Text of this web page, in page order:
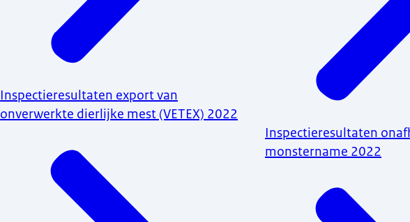
Inspectieresultaten export van
onverwerkte dierlijke mest (VETEX) 2022
Inspectieresultaten
monstername 2022